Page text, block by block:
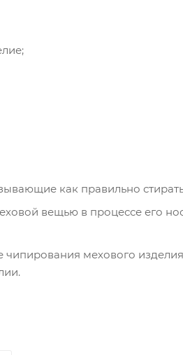
как правильно
вещью в процессе его
мехового